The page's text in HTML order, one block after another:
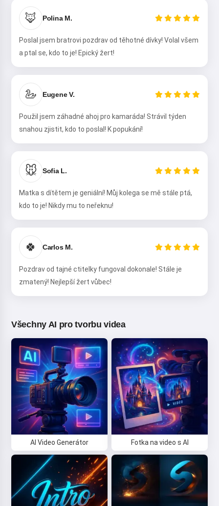
🦊 Polina M.
Poslal jsem bratrovi pozdrav od těhotné dívky! Volal všem
a ptal se, kdo to je! Epický žert!
🦢 Eugene V.
Použil jsem záhadné ahoj pro kamaráda! Strávil týden
snahou zjistit, kdo to poslal! K popukání!
🐭 Sofia L.
Matka s dítětem je geniální! Můj kolega se mě stále ptá,
kdo to je! Nikdy mu to neřeknu!
🍀 Carlos M.
Pozdrav od tajné ctitelky fungoval dokonale! Stále je
zmatený! Nejlepší žert vůbec!
Všechny AI pro tvorbu videa
AI Video Generátor Fotka na video s AI
Ahoj! Jsem Storiko 👋
Vyprávím kouzelné pohádky na